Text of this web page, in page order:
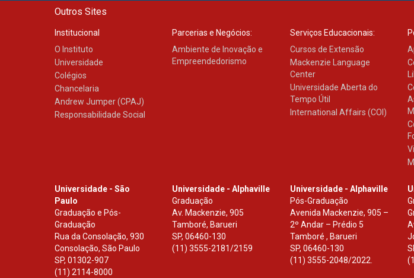
Outros Sites
Institucional
O Instituto
Universidade
Colégios
Chancelaria
Andrew Jumper (CPAJ)
Responsabilidade Social
Parcerias e Negócios:
Ambiente de Inovação e
Empreendedorismo
Serviços Educacionais:
Cursos de Extensão
Mackenzie Language
Center
Universidade Aberta do
Tempo Útil
International Affairs (COI)
Universidade - São
Paulo
Graduação e Pós-
Graduação
Rua da Consolação, 930
Consolação, São Paulo
SP, 01302-907
(11) 2114-8000
Universidade - Alphaville
Graduação
Av. Mackenzie, 905
Tamboré, Barueri
SP,06460-130
(11) 3555-2181/2159
Universidade - Alphaville
Pós-Graduação
Avenida Mackenzie, 905 –
2º Andar – Prédio 5
Tamboré , Barueri
SP, 06460-130
(11) 3555-2048/2022.